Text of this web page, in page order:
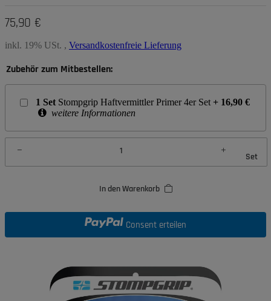
75,90 €
inkl. 19% USt. , Versandkostenfreie Lieferung
Zubehör zum Mitbestellen:
1 Set Stompgrip Haftvermittler Primer 4er Set + 16,90 €
weitere Informationen
Set
In den Warenkorb
Consent erteilen